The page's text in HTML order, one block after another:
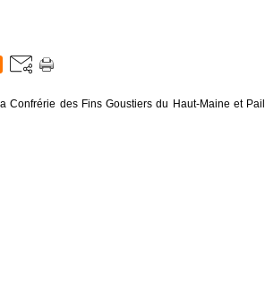
Confrérie des Fins Goustiers du Haut-Maine et Pail